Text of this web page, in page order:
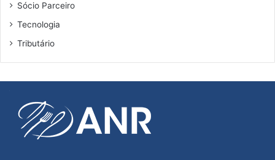
Sócio Parceiro
Tecnologia
Tributário